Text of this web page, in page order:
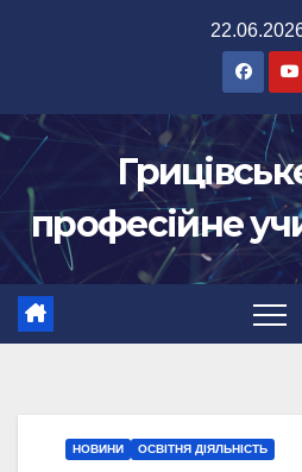
професійне
НОВИНИ ОСВІТНЯ ДІЯЛЬНІСТЬ